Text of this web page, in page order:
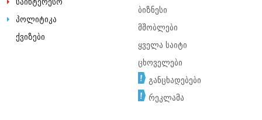
პოლიტიკა
ქვიზები
ბიზნესი
მშობლები
ყველა საიტი
ცხოველები
განცხადებები
რეკლამა